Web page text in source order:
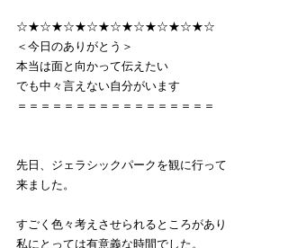
☆★☆★☆★☆★☆★☆★☆★☆★☆
＜今日のありがとう＞
本当は面と向かって伝えたい
でも中々言えない自分がいます
＝＝＝＝＝＝＝＝＝＝＝＝＝＝＝＝＝
先日、ジェラシックパークを観に行って
来ました。
すごく色々考えさせられるところがあり
私にとっては有意義な時間でした。